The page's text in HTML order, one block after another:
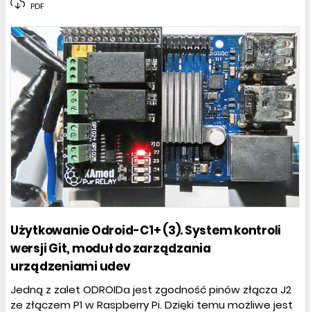
PDF
Użytkowanie Odroid-C1+ (3). System kontroli
wersji Git, moduł do zarządzania
urządzeniami udev
Jedną z zalet ODROIDa jest zgodność pinów złącza J2
ze złączem P1 w Raspberry Pi. Dzięki temu możliwe jest